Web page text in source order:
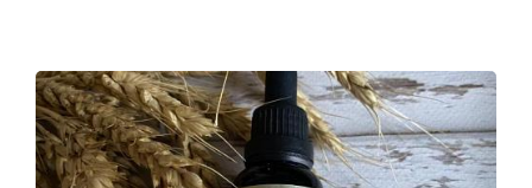
Gluconate, Madecassoside, Hyaluronic Acid.